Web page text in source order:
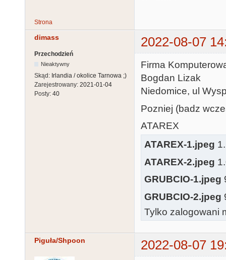
Strona
dimass 2022-08-07
Przechodzień
Nieaktywny
Skąd: Irlandia / okolice Tarnowa ;)
Zarejestrowany: 2021-01-04
Posty: 40
Firma
Bogdan Lizak
Niedomice, ul
Pozniej (badz
ATAREX
ATAREX-1.jpeg
ATAREX-2.jpeg
GRUBCIO-1.jpeg
GRUBCIO-2.jpeg
Tylko zalogowani
Piguła/Shpoon 2022-08-07